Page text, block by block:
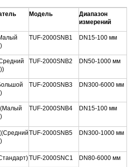
Модель
Диапазон
измерений
TUF-2000SNB1 DN15-100 мм
TUF-2000SNB2 DN50-1000 мм
TUF-2000SNB3 DN300-6000 мм
TUF-2000SNB4 DN15-100 мм
TUF-2000SNB5 DN300-1000 мм
TUF-2000SNC1 DN80-6000 мм